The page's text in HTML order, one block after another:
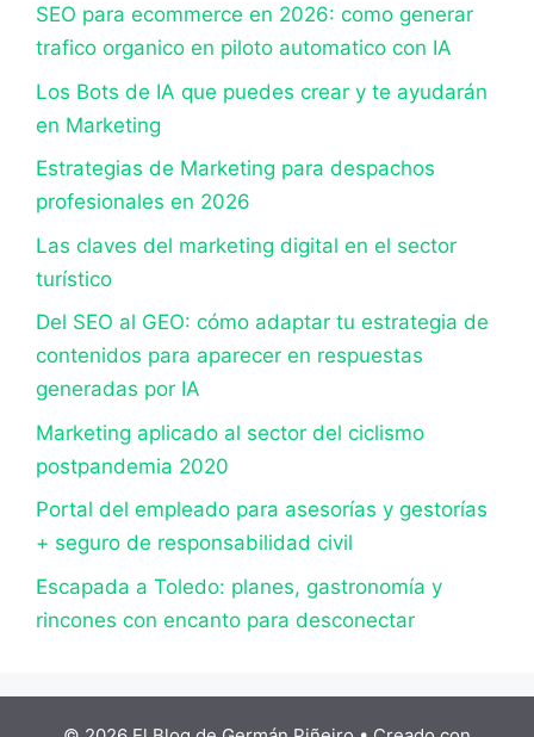
SEO para ecommerce en 2026: como generar
trafico organico en piloto automatico con IA
Los Bots de IA que puedes crear y te ayudarán
en Marketing
Estrategias de Marketing para despachos
profesionales en 2026
Las claves del marketing digital en el sector
turístico
Del SEO al GEO: cómo adaptar tu estrategia de
contenidos para aparecer en respuestas
generadas por IA
Marketing aplicado al sector del ciclismo
postpandemia 2020
Portal del empleado para asesorías y gestorías
+ seguro de responsabilidad civil
Escapada a Toledo: planes, gastronomía y
rincones con encanto para desconectar